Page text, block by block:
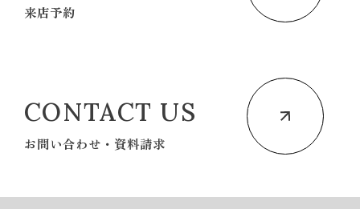
来店予約
CONTACT US
お問い合わせ・資料請求